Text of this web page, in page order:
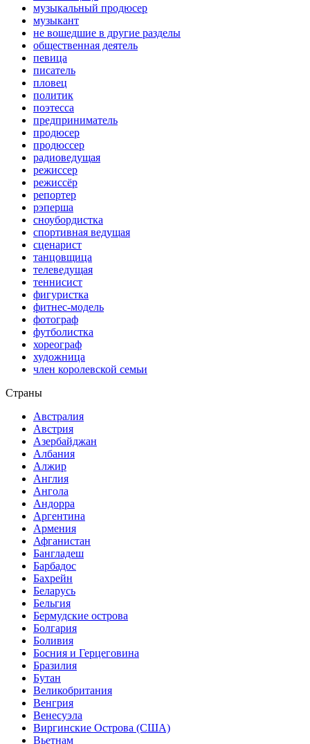
музыкальный продюсер
музыкант
не вошедшие в другие разделы
общественная деятель
певица
писатель
пловец
политик
поэтесса
предприниматель
продюсер
продюссер
радиоведущая
режиссер
режиссёр
репортер
рэперша
сноубордистка
спортивная ведущая
сценарист
танцовщица
телеведущая
теннисист
фигуристка
фитнес-модель
фотограф
футболистка
хореограф
художница
член королевской семьи
Страны
Австралия
Австрия
Азербайджан
Албания
Алжир
Англия
Ангола
Андорра
Аргентина
Армения
Афганистан
Бангладеш
Барбадос
Бахрейн
Беларусь
Бельгия
Бермудские острова
Болгария
Боливия
Босния и Герцеговина
Бразилия
Бутан
Великобритания
Венгрия
Венесуэла
Виргинские Острова (США)
Вьетнам